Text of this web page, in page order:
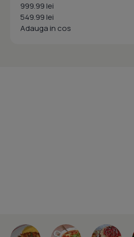
999.99 lei
549.99 lei
Adauga in cos